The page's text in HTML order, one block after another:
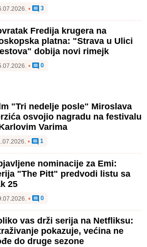
• 3
Fredija krugera na
platna: "Strava u Ulici
dobija novi rimejk
• 0
"Tri nedelje posle" Miroslava
osvojio nagradu na festivalu
Varima
• 1
nominacije za Emi:
"The Pitt" predvodi listu sa
25
• 0
vas drži serija na Netfliksu:
pokazuje, većina ne
do druge sezone